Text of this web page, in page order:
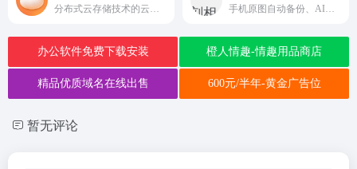
办公软件免费下载安装 橙人情趣-情趣用品商店
精品优质域名在线出售 600元/半年-黄金广告位
暂无评论